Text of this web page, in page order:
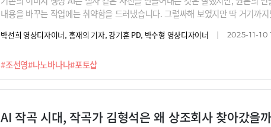
#조선영#나노바나나#포토샵
내용을 바꾸는 작업에는 취약함을 드러냈습니다. 그럴싸해 보였지만 딱 거기까
각도나 몸 동작을 바꿔준다든지 제품을 변형하지 않으면서 주변 환경을 새롭게
레이드로 인해 다양한 산업에서 혜택을 누릴 수 있을 것으로 예상되는데요, 예를
업 등에서 곧바로 적용이 가능해 보입니다. 천지개벽하고 있는 이미지 생성AI의
시죠.
박선희 영상디자이너, 홍재의 기자, 강기훈 PD, 박수형 영상디자이너 2025-11-10
AI 작곡 시대, 작곡가 김형석은 왜 상조회사 찾아갔을